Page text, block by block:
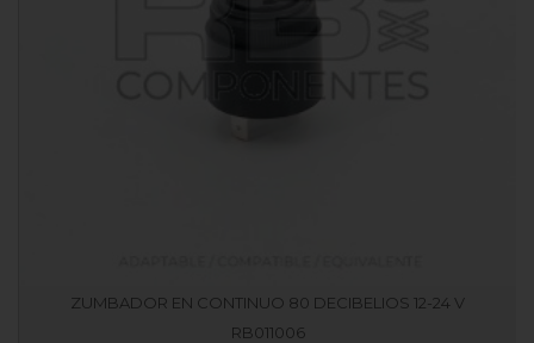
ZUMBADOR EN CONTINUO 80 DECIBELIOS 12-24 V
RB011006